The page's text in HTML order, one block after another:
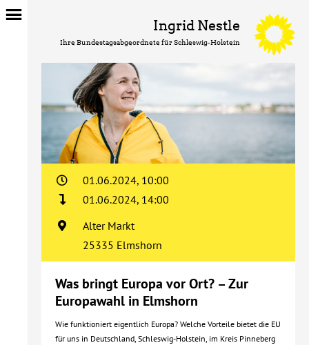
Ingrid Nestle
Ihre Bundestagsabgeordnete für Schleswig-Holstein
01.06.2024, 10:00
01.06.2024, 14:00
Alter Markt
25335 Elmshorn
Was bringt Europa vor Ort? – Zur
Europawahl in Elmshorn
Wie funktioniert eigentlich Europa? Welche Vorteile bietet die EU
für uns in Deutschland, Schleswig-Holstein, im Kreis Pinneberg